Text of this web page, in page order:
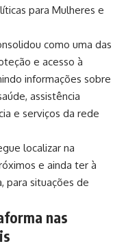
para Mulheres e
como uma das
e acesso à
informações sobre
assistência
e serviços da rede
localizar na
e ainda ter à
para situações de
nas